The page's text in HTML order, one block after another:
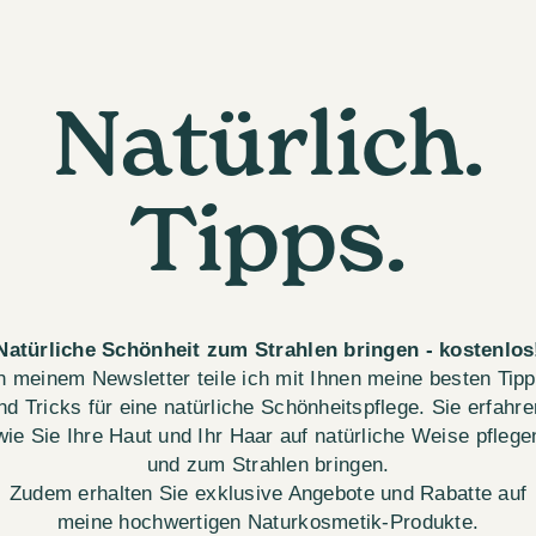
Natürlich.
Tipps.
Schönheit zum Strahlen bringen -
meinem Newsletter teile ich mit Ihnen meine besten
Tricks für eine natürliche Schönheitspflege. Sie
Sie Ihre Haut und Ihr Haar auf natürliche Weise
und zum Strahlen bringen.
Zudem erhalten Sie exklusive Angebote und Rabatte auf
meine hochwertigen Naturkosmetik-Produkte.